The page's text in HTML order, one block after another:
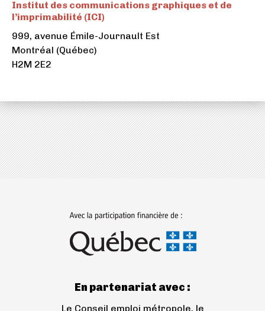
de
(ICI)
onglet)
Institut des communications graphiques et de
l’imprimabilité (ICI)
999, avenue Émile-Journault Est
Montréal (Québec)
H2M 2E2
En partenariat avec :
Le Conseil emploi métropole, le